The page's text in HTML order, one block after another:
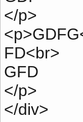
</p>
FD<br>
GFD
</p>
</div>